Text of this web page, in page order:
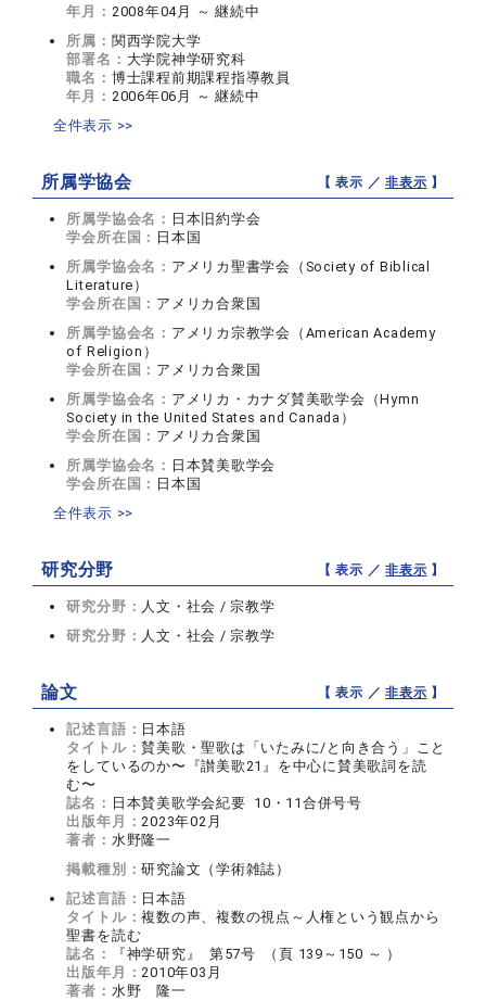
年月： 2008年04月 ～ 継続中
所属： 関西学院大学
部署名： 大学院神学研究科
職名： 博士課程前期課程指導教員
年月： 2006年06月 ～ 継続中
全件表示 >>
所属学協会 【 表示 ／非表示 】
所属学協会名： 日本旧約学会
学会所在国： 日本国
所属学協会名： アメリカ聖書学会（Society of Biblical
Literature）
学会所在国： アメリカ合衆国
所属学協会名： アメリカ宗教学会（American Academy
of Religion）
学会所在国： アメリカ合衆国
所属学協会名： アメリカ・カナダ賛美歌学会（Hymn
Society in the United States and Canada）
学会所在国： アメリカ合衆国
所属学協会名： 日本賛美歌学会
学会所在国： 日本国
全件表示 >>
研究分野 【 表示 ／非表示 】
研究分野： 人文・社会 / 宗教学
研究分野： 人文・社会 / 宗教学
論文 【 表示 ／非表示 】
記述言語： 日本語
タイトル：賛美歌・聖歌は「いたみに/と向き合う」こと
をしているのか〜『讃美歌21』を中心に賛美歌詞を読
む〜
誌名： 日本賛美歌学会紀要 10・11合併号号
出版年月：2023年02月
著者： 水野隆一
掲載種別：研究論文（学術雑誌）
記述言語： 日本語
タイトル：複数の声、複数の視点～人権という観点から
聖書を読む
誌名：
『神学研究』 第57号 （頁 139～150 ～ ）
出版年月：2010年03月
著者： 水野 隆一